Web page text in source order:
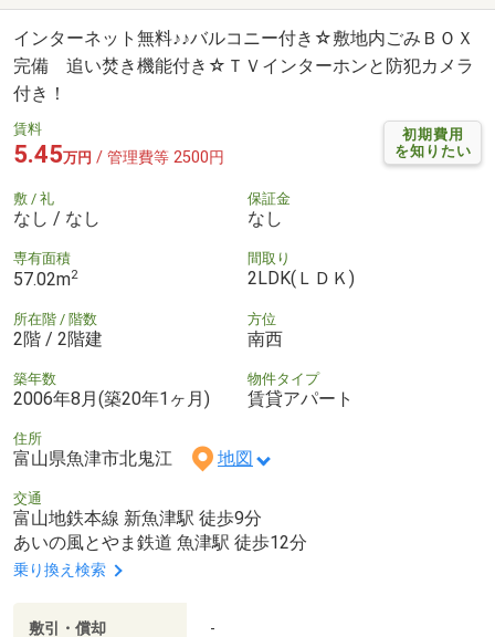
インターネット無料♪♪バルコニー付き☆敷地内ごみＢＯＸ
完備 追い焚き機能付き☆ＴＶインターホンと防犯カメラ
付き！
初期費用
を知りたい
賃料
5.45万円 / 管理費等 2500円
敷 / 礼
なし / なし
保証金
なし
専有面積
57.02m2
間取り
2LDK(ＬＤＫ)
所在階 / 階数
2階 / 2階建
方位
南西
築年数
2006年8月(築20年1ヶ月)
物件タイプ
賃貸アパート
住所
富山県魚津市北鬼江 地図
交通
富山地鉄本線 新魚津駅 徒歩9分
あいの風とやま鉄道 魚津駅 徒歩12分
乗り換え検索
敷引・償却 -